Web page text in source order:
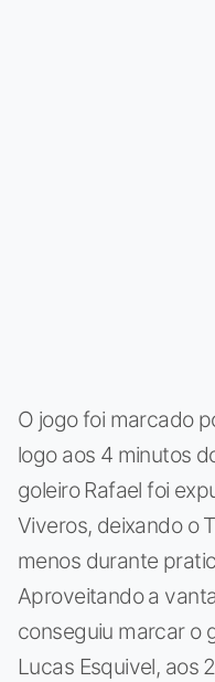
O jogo foi marcado
logo aos 4 minutos
goleiro Rafael foi
Viveros, deixando o
menos durante
Aproveitando a
conseguiu marcar o
Lucas Esquivel, aos